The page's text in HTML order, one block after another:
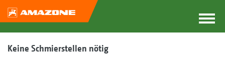
Keine Schmierstellen nötig